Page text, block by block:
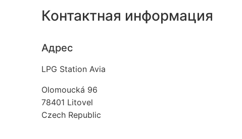
Контактная информация
Адрес
LPG Station Avia
Olomoucká 96
78401 Litovel
Czech Republic